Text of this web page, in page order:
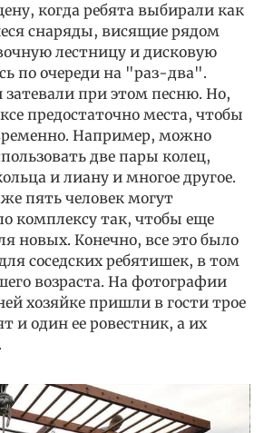
когда ребята выбирали как
снаряды, висящие рядом
лестницу и дисковую
по очереди на "раз-два".
при этом песню. Но,
предостаточно места, чтобы
Например, можно
две пары колец,
и лиану и многое другое.
пять человек могут
комплексу так, чтобы еще
новых. Конечно, все это было
соседских ребятишек, в том
возраста. На фотографии
хозяйке пришли в гости трое
и один ее ровестник, а их